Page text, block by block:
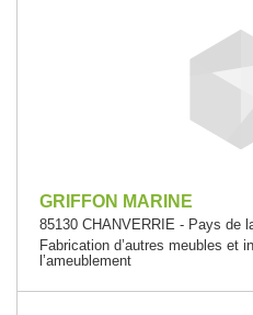
GRIFFON MARINE
85130 CHANVERRIE - Pays de
Fabrication d’autres meubles et
l’ameublement